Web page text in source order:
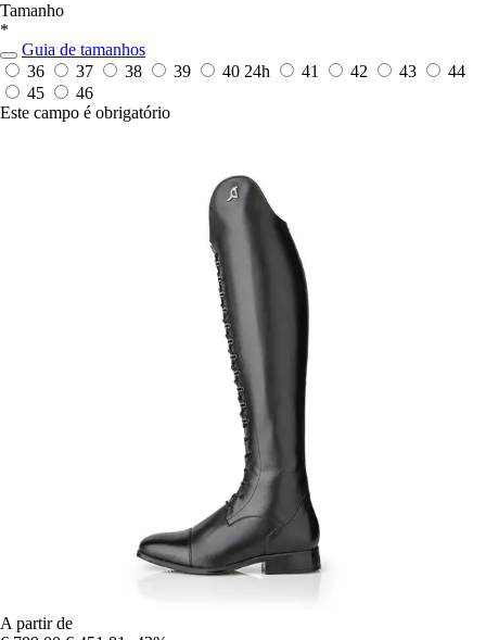
Tamanho
*
Guia de tamanhos
36
37 38 39 40 24h 41 42 43
44
45
46
Este campo é obrigatório
A partir de